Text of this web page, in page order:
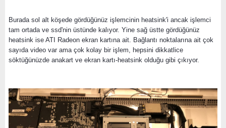
Burada sol alt köşede gördüğünüz işlemcinin heatsink'i ancak işlemci
tam ortada ve ssd'nin üstünde kalıyor. Yine sağ üstte gördüğünüz
heatsink ise ATI Radeon ekran kartına ait. Bağlantı noktalarına ait çok
sayıda video var ama çok kolay bir işlem, hepsini dikkatlice
söktüğünüzde anakart ve ekran kartı-heatsink olduğu gibi çıkıyor.